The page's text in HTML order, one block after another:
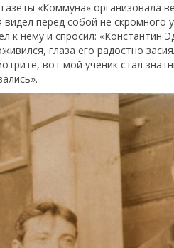
«Коммуна» организовала
перед собой не скромного
к нему и спросил: «Константин
глаза его радостно
вот мой ученик стал